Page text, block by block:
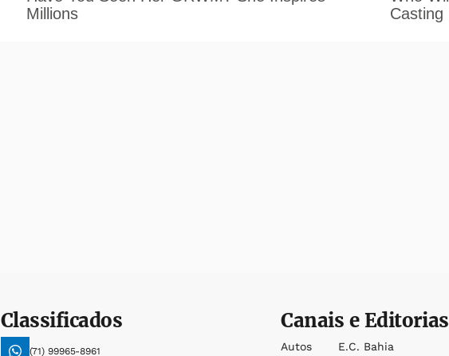
Classificados
(71) 99965-8961
Canais e Editorias
Autos E.c. Bahia